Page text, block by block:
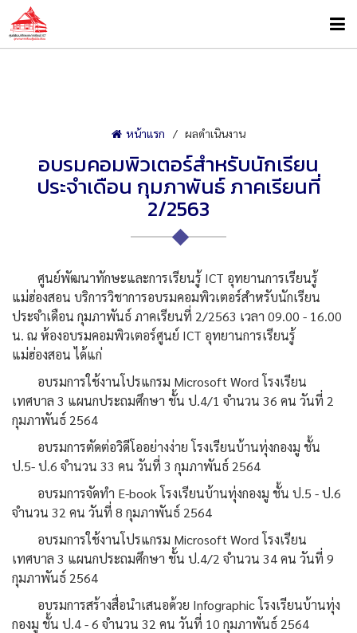
หน้าแรก ผลดำเนินงาน
อบรมคอมพิวเตอร์สำหรับนักเรียน
ประจำเดือน กุมภาพันธ์ ภาคเรียนที่
2/2563
ศูนย์พัฒนาทักษะและการเรียนรู้ ICT อุทยานการเรียนรู้
แม่ฮ่องสอน บริการวิชาการอบรมคอมพิวเตอร์สำหรับนักเรียน
ประจำเดือน กุมภาพันธ์ ภาคเรียนที่ 2/2563 เวลา 09.00 - 16.00
น. ณ ห้องอบรมคอมพิวเตอร์ศูนย์ ICT อุทยานการเรียนรู้
แม่ฮ่องสอน ได้แก่
อบรมการใช้งานโปรแกรม Microsoft Word โรงเรียน
เทศบาล 3 แผนกประถมศึกษา ชั้น ป.4/1 จำนวน 36 คน วันที่ 2
กุมภาพันธ์ 2564
อบรมการตัดต่อวิดีโออย่างง่าย โรงเรียนบ้านทุ่งกองมู ชั้น
ป.5- ป.6 จำนวน 33 คน วันที่ 3 กุมภาพันธ์ 2564
อบรมการจัดทำ E-book โรงเรียนบ้านทุ่งกองมู ชั้น ป.5 - ป.6
จำนวน 32 คน วันที่ 8 กุมภาพันธ์ 2564
อบรมการใช้งานโปรแกรม Microsoft Word โรงเรียน
เทศบาล 3 แผนกประถมศึกษา ชั้น ป.4/2 จำนวน 34 คน วันที่ 9
กุมภาพันธ์ 2564
อบรมการสร้างสื่อนำเสนอด้วย Infographic โรงเรียนบ้านทุ่ง
กองมู ชั้น ป.4 - 6 จำนวน 32 คน วันที่ 10 กุมภาพันธ์ 2564